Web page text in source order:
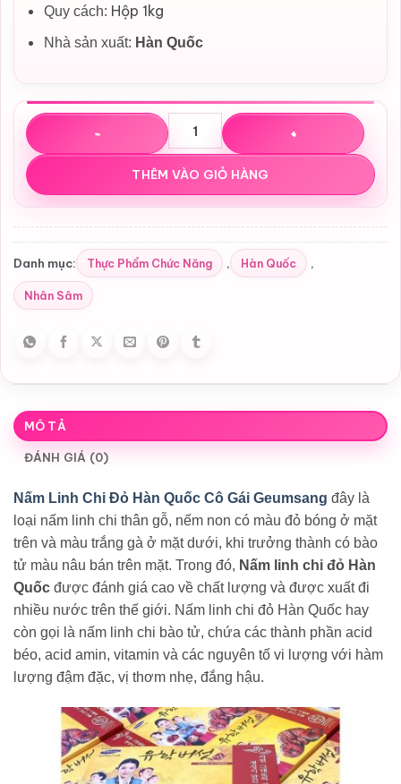
Quy cách: Hộp 1kg
Nhà sản xuất: Hàn Quốc
Nấm Linh Chi Đỏ Hàn Quốc Cô Gái Geumsang số lượng
THÊM VÀO GIỎ HÀNG
Danh mục: Thực Phẩm Chức Năng , Hàn Quốc ,
Nhân Sâm
MÔ TẢ
ĐÁNH GIÁ (0)
Nấm Linh Chi Đỏ Hàn Quốc Cô Gái Geumsang đây là
loại nấm linh chi thân gỗ, nếm non có màu đỏ bóng ở mặt
trên và màu trắng gà ở mặt dưới, khi trưởng thành có bào
tử màu nâu bán trên mặt. Trong đó, Nấm linh chi đỏ Hàn
Quốc được đánh giá cao về chất lượng và được xuất đi
nhiều nước trên thế giới. Nấm linh chi đỏ Hàn Quốc hay
còn gọi là nấm linh chi bào tử, chứa các thành phần acid
béo, acid amin, vitamin và các nguyên tố vi lượng với hàm
lượng đậm đặc, vị thơm nhẹ, đắng hậu.